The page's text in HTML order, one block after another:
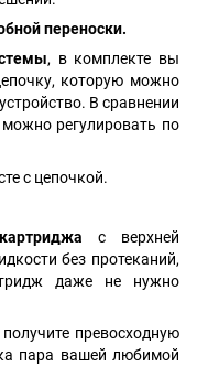
переноски.
, в комплекте вы
которую можно
В сравнении
регулировать по
картриджа с верхней
без протеканий,
даже не нужно
превосходную
пара вашей любимой